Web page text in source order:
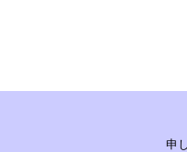
申